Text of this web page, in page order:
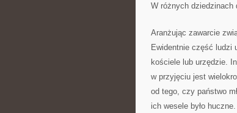
W różnych dziedzinach
Aranżując zawarcie
Ewidentnie część ludzi
kościele lub urzędzie.
w przyjęciu jest
od tego, czy państwo
ich wesele było